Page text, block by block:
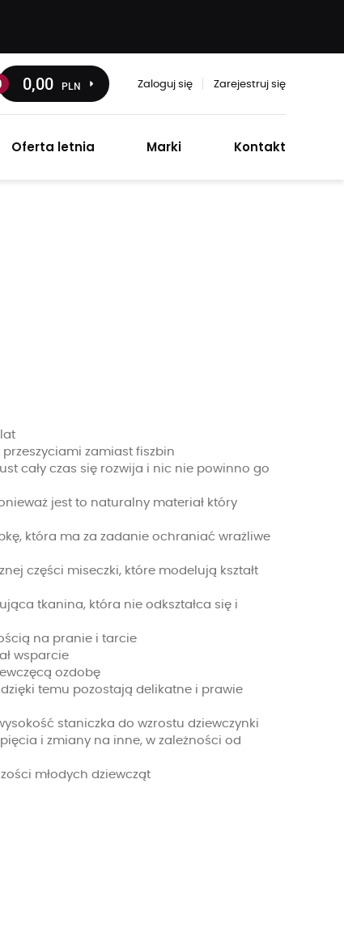
0,00 PLN Zaloguj się Zarejestruj się
Oferta letnia Marki Kontakt
zamiast fiszbin
cały czas się rozwija i nic nie powinno go
jest to naturalny materiał który
która ma za zadanie ochraniać wrażliwe
części miseczki, które modelują kształt
tkanina, która nie odkształca się i
na pranie i tarcie
wsparcie
ozdobę
temu pozostają delikatne i prawie
staniczka do wzrostu dziewczynki
i zmiany na inne, w zależności od
młodych dziewcząt